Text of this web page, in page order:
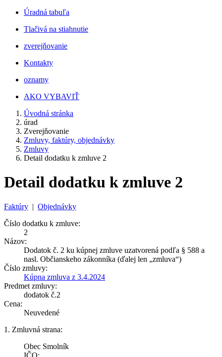
Úradná tabuľa
Tlačivá na stiahnutie
zverejňovanie
Kontakty
oznamy
AKO VYBAVIŤ
Úvodná stránka
úrad
Zverejňovanie
Zmluvy, faktúry, objednávky
Zmluvy
Detail dodatku k zmluve 2
Detail dodatku k zmluve 2
Faktúry | Objednávky
Číslo dodatku k zmluve:
2
Názov:
Dodatok č. 2 ku kúpnej zmluve uzatvorená podľa § 588 a
nasl. Občianskeho zákonníka (ďalej len „zmluva“)
Číslo zmluvy:
Kúpna zmluva z 3.4.2024
Predmet zmluvy:
dodatok č.2
Cena:
Neuvedené
1. Zmluvná strana:
Obec Smolník
IČO: